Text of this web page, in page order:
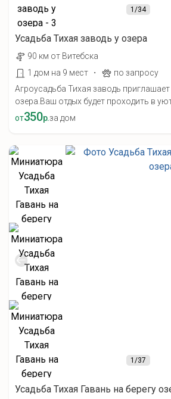
1/34
Усадьба Тихая заводь у озера
90 км от Витебска
1 дом на 9 мест
·
по запросу
Агроусадьба Тихая заводь
озера.Ваш отдых будет проходить в
от350р.за дом
1/37
Усадьба Тихая Гавань на берегу